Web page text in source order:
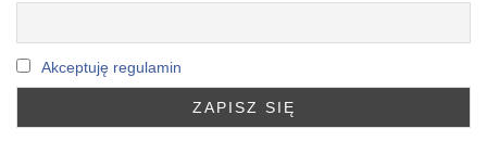
Akceptuję regulamin